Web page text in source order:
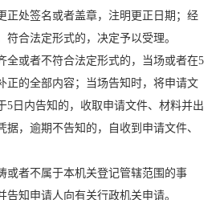
正处签名或者盖章，注明更正日期；经
合法定形式的，决定予以受理。
或者不符合法定形式的，当场或者在5
正的全部内容；当场告知时，将申请文
5日内告知的，收取申请文件、材料并出
，逾期不告知的，自收到申请文件、
者不属于本机关登记管辖范围的事
知申请人向有关行政机关申请。